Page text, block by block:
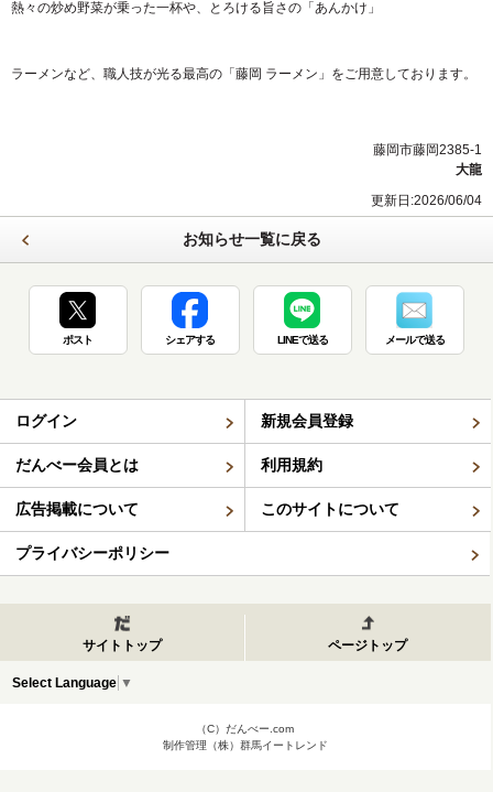
​熱々の炒め野菜が乗った一杯や、とろける旨さの「あんかけ」
ラーメンなど、職人技が光る最高の「藤岡 ラーメン」をご用意しております。
藤岡市藤岡2385-1
大龍
更新日:2026/06/04
お知らせ一覧に戻る
ポスト シェアする LINEで送る メールで送る
ログイン 新規会員登録
だんべー会員とは 利用規約
広告掲載について このサイトについて
プライバシーポリシー
サイトトップ ページトップ
Select Language ▼
（C）だんべー.com
制作管理（株）群馬イートレンド